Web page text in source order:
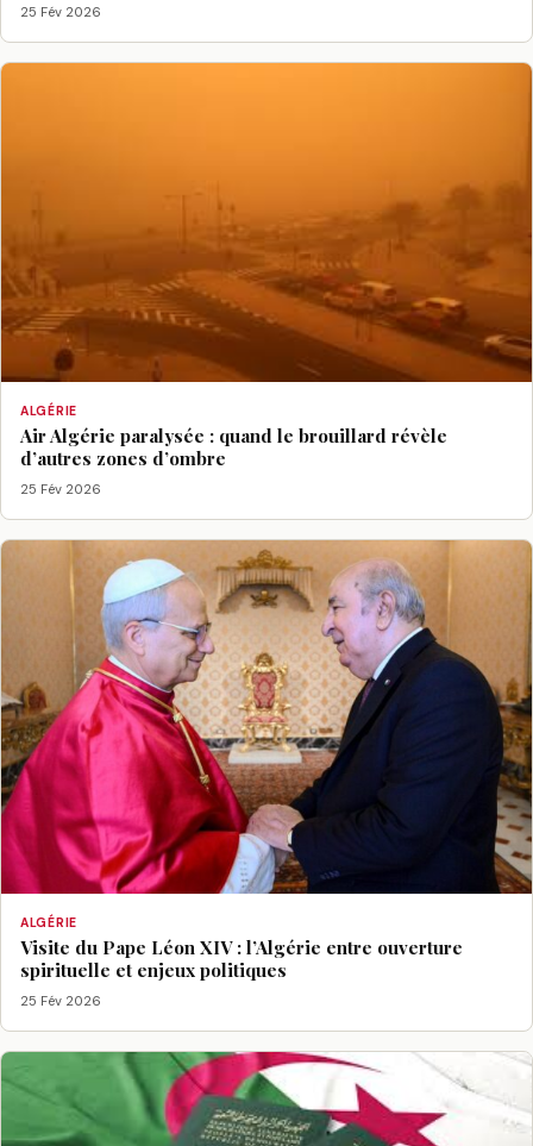
25 Fév 2026
ALGÉRIE
Air Algérie paralysée : quand le brouillard révèle
d’autres zones d’ombre
25 Fév 2026
ALGÉRIE
Visite du Pape Léon XIV : l’Algérie entre ouverture
spirituelle et enjeux politiques
25 Fév 2026